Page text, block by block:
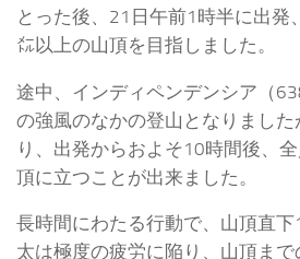
とった後、21日午前1時半に出発
㍍以上の山頂を目指しました。
途中、インディペンデンシア（
の強風のなかの登山となりました
り、出発からおよそ10時間後、
頂に立つことが出来ました。
長時間にわたる行動で、山頂直
太は極度の疲労に陥り、山頂ま